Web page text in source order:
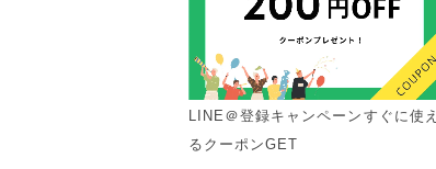
LINE＠登録キャンペーン すぐに使え
るクーポンGET